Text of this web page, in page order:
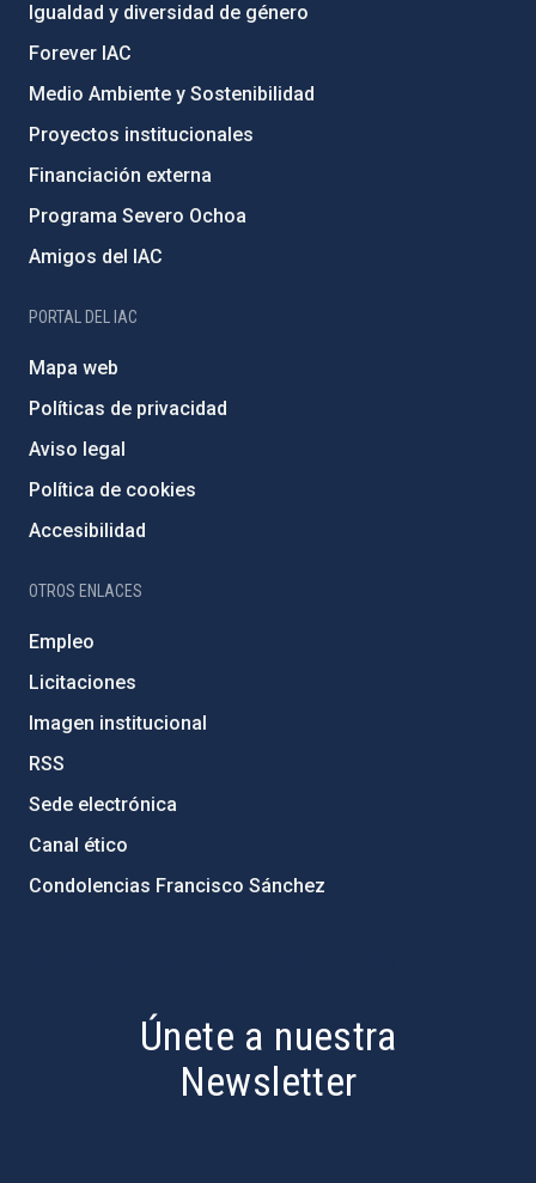
Igualdad y diversidad de género
Forever IAC
Medio Ambiente y Sostenibilidad
Proyectos institucionales
Financiación externa
Programa Severo Ochoa
Amigos del IAC
PORTAL DEL IAC
Mapa web
Políticas de privacidad
Aviso legal
Política de cookies
Accesibilidad
OTROS ENLACES
Empleo
Licitaciones
Imagen institucional
RSS
Sede electrónica
Canal ético
Condolencias Francisco Sánchez
Únete a nuestra
Newsletter